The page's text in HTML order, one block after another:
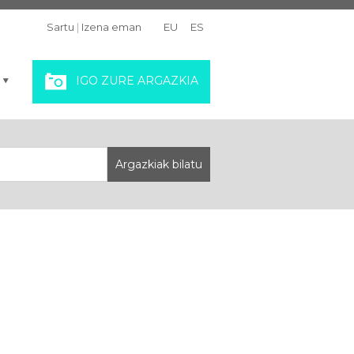
Sartu | Izena eman EU ES
IGO ZURE ARGAZKIA